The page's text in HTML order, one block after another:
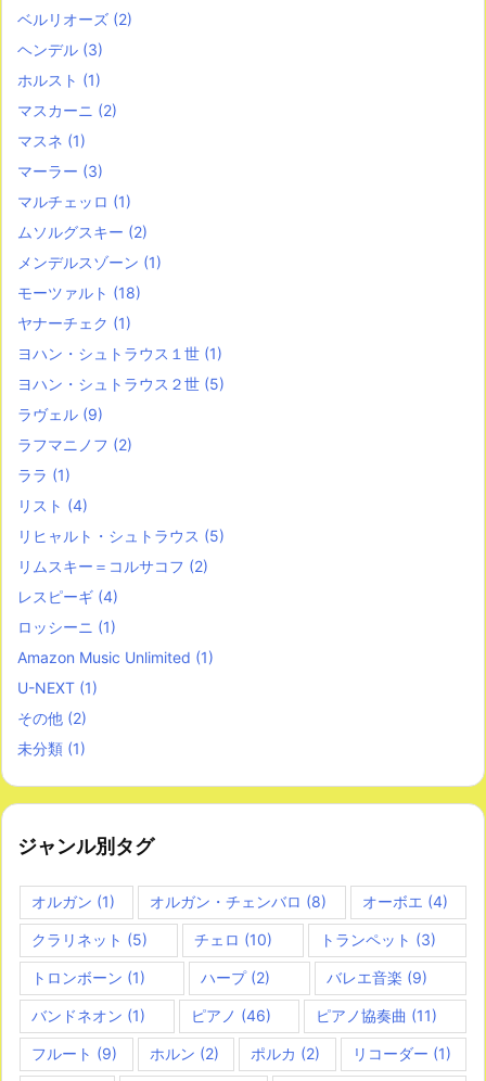
ベルリオーズ (2)
ヘンデル (3)
ホルスト (1)
マスカーニ (2)
マスネ (1)
マーラー (3)
マルチェッロ (1)
ムソルグスキー (2)
メンデルスゾーン (1)
モーツァルト (18)
ヤナーチェク (1)
ヨハン・シュトラウス１世 (1)
ヨハン・シュトラウス２世 (5)
ラヴェル (9)
ラフマニノフ (2)
ララ (1)
リスト (4)
リヒャルト・シュトラウス (5)
リムスキー＝コルサコフ (2)
レスピーギ (4)
ロッシーニ (1)
Amazon Music Unlimited (1)
U-NEXT (1)
その他 (2)
未分類 (1)
ジャンル別タグ
オルガン (1) オルガン・チェンバロ (8) オーボエ (4)
クラリネット (5) チェロ (10) トランペット (3)
トロンボーン (1) ハープ(2) バレエ音楽 (9)
バンドネオン (1) ピアノ (46) ピアノ協奏曲 (11)
フルート (9) ホルン (2) ポルカ (2) リコーダー (1)